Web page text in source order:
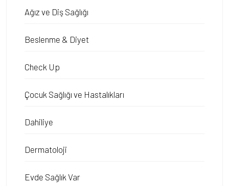
Ağız ve Diş Sağlığı
Beslenme & Diyet
Check Up
Çocuk Sağlığı ve Hastalıkları
Dahiliye
Dermatoloji
Evde Sağlık Var